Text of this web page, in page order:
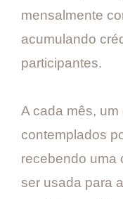
mensalmente
acumulando
participantes.
A cada mês,
contemplados
recebendo uma
ser usada para